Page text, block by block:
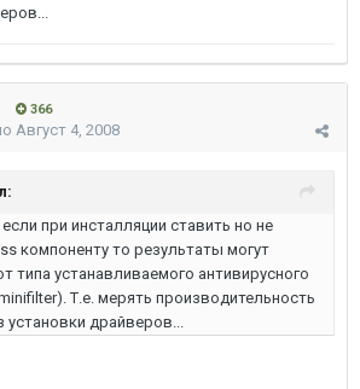
366
Август 4, 2008
при инсталляции ставить но не
компоненту то результаты могут
типа устанавливаемого антивирусного
Т.е. мерять производительность
установки драйверов...